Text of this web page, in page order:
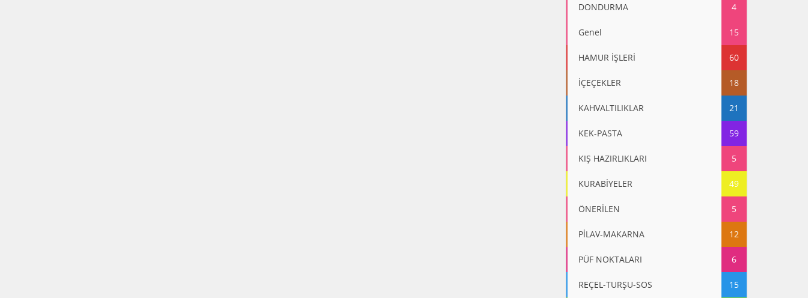
DONDURMA 4
Genel 15
HAMUR İŞLERİ 60
İÇEÇEKLER 18
KAHVALTILIKLAR 21
KEK-PASTA 59
KIŞ HAZIRLIKLARI 5
KURABİYELER 49
ÖNERİLEN 5
PİLAV-MAKARNA 12
PÜF NOKTALARI 6
REÇEL-TURŞU-SOS 15